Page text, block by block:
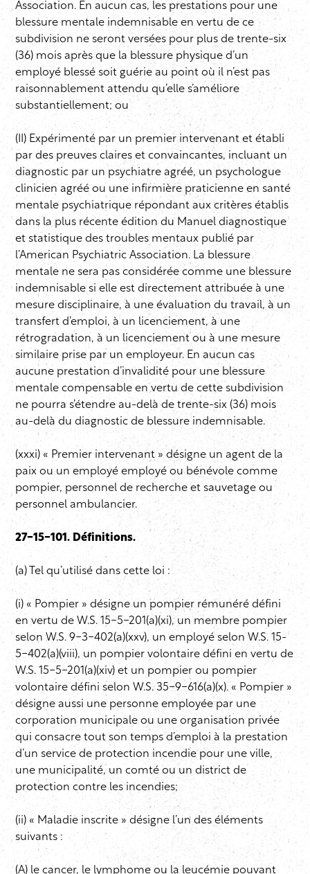
Association. En aucun cas, les prestations pour une
blessure mentale indemnisable en vertu de ce
subdivision ne seront versées pour plus de trente-six
(36) mois après que la blessure physique d’un
employé blessé soit guérie au point où il n’est pas
raisonnablement attendu qu’elle s’améliore
substantiellement; ou
(II) Expérimenté par un premier intervenant et établi
par des preuves claires et convaincantes, incluant un
diagnostic par un psychiatre agréé, un psychologue
clinicien agréé ou une infirmière praticienne en santé
mentale psychiatrique répondant aux critères établis
dans la plus récente édition du Manuel diagnostique
et statistique des troubles mentaux publié par
l’American Psychiatric Association. La blessure
mentale ne sera pas considérée comme une blessure
indemnisable si elle est directement attribuée à une
mesure disciplinaire, à une évaluation du travail, à un
transfert d’emploi, à un licenciement, à une
rétrogradation, à un licenciement ou à une mesure
similaire prise par un employeur. En aucun cas
aucune prestation d’invalidité pour une blessure
mentale compensable en vertu de cette subdivision
ne pourra s’étendre au-delà de trente-six (36) mois
au-delà du diagnostic de blessure indemnisable.
(xxxi) « Premier intervenant » désigne un agent de la
paix ou un employé employé ou bénévole comme
pompier, personnel de recherche et sauvetage ou
personnel ambulancier.
27-15-101. Définitions.
(a) Tel qu’utilisé dans cette loi :
(i) « Pompier » désigne un pompier rémunéré défini
en vertu de W.S. 15-5-201(a)(xi), un membre pompier
selon W.S. 9-3-402(a)(xxv), un employé selon W.S. 15-
5-402(a)(viii), un pompier volontaire défini en vertu de
W.S. 15-5-201(a)(xiv) et un pompier ou pompier
volontaire défini selon W.S. 35-9-616(a)(x). « Pompier »
désigne aussi une personne employée par une
corporation municipale ou une organisation privée
qui consacre tout son temps d’emploi à la prestation
d’un service de protection incendie pour une ville,
une municipalité, un comté ou un district de
protection contre les incendies;
(ii) « Maladie inscrite » désigne l’un des éléments
suivants :
(A) le cancer, le lymphome ou la leucémie pouvant